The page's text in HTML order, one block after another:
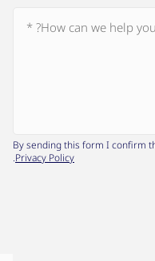
Privacy Policy
.